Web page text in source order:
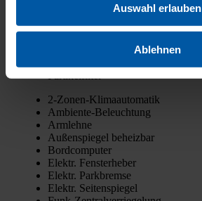
Auswahl erlauben
Ablehnen
Rei­fen­druck­kon­trol­le
Par­ti­kel­fil­ter
2‑Zo­nen-Kli­ma­au­to­ma­tik
Ambi­en­te-Beleuch­tung
Arm­leh­ne
Außen­spie­gel beheiz­bar
Bord­com­pu­ter
Elektr. Fens­ter­he­ber
Elektr. Park­brem­se
Elektr. Sei­ten­spie­gel